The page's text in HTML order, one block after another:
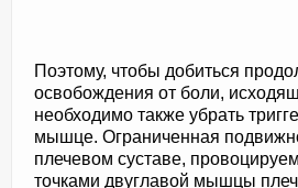
Поэтому, чтобы добиться
освобождения от боли,
необходимо также убрать
мышце. Ограниченная
плечевом суставе,
точками двуглавой мышцы